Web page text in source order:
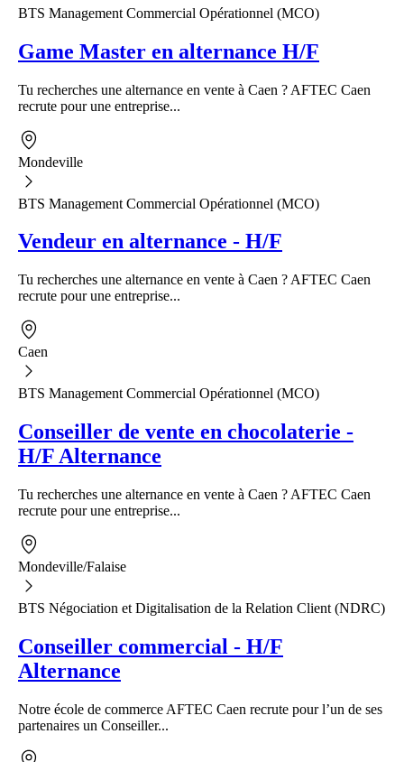
BTS Management Commercial Opérationnel (MCO)
Game Master en alternance H/F
Tu recherches une alternance en vente à Caen ? AFTEC Caen
recrute pour une entreprise...
Mondeville
BTS Management Commercial Opérationnel (MCO)
Vendeur en alternance - H/F
Tu recherches une alternance en vente à Caen ? AFTEC Caen
recrute pour une entreprise...
Caen
BTS Management Commercial Opérationnel (MCO)
Conseiller de vente en chocolaterie -
H/F Alternance
Tu recherches une alternance en vente à Caen ? AFTEC Caen
recrute pour une entreprise...
Mondeville/Falaise
BTS Négociation et Digitalisation de la Relation Client (NDRC)
Conseiller commercial - H/F
Alternance
Notre école de commerce AFTEC Caen recrute pour l’un de ses
partenaires un Conseiller...